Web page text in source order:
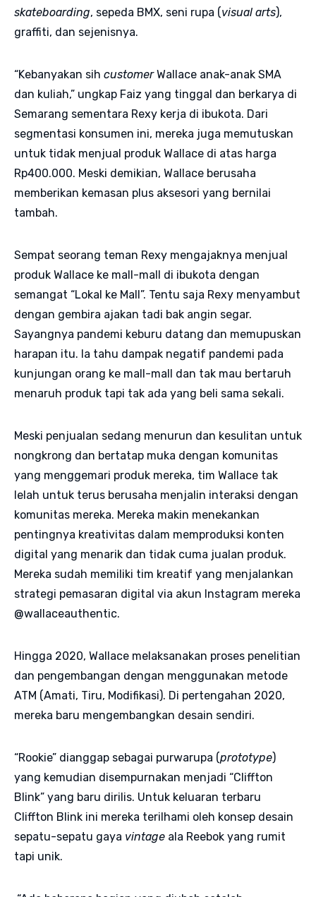
skateboarding, sepeda BMX, seni rupa (visual arts),
graffiti, dan sejenisnya.
“Kebanyakan sih customerWallace anak-anak SMA
dan kuliah,” ungkap Faiz yang tinggal dan berkarya di
Semarang sementara Rexy kerja di ibukota. Dari
segmentasi konsumen ini, mereka juga memutuskan
untuk tidak menjual produk Wallace di atas harga
Rp400.000. Meski demikian, Wallace berusaha
memberikan kemasan plus aksesori yang bernilai
tambah.
Sempat seorang teman Rexy mengajaknya menjual
produk Wallace ke mall-mall di ibukota dengan
semangat “Lokal ke Mall”. Tentu saja Rexy menyambut
dengan gembira ajakan tadi bak angin segar.
Sayangnya pandemi keburu datang dan memupuskan
harapan itu. Ia tahu dampak negatif pandemi pada
kunjungan orang ke mall-mall dan tak mau bertaruh
menaruh produk tapi tak ada yang beli sama sekali.
Meski penjualan sedang menurun dan kesulitan untuk
nongkrong dan bertatap muka dengan komunitas
yang menggemari produk mereka, tim Wallace tak
lelah untuk terus berusaha menjalin interaksi dengan
komunitas mereka. Mereka makin menekankan
pentingnya kreativitas dalam memproduksi konten
digital yang menarik dan tidak cuma jualan produk.
Mereka sudah memiliki tim kreatif yang menjalankan
strategi pemasaran digital via akun Instagram mereka
@wallaceauthentic.
Hingga 2020, Wallace melaksanakan proses penelitian
dan pengembangan dengan menggunakan metode
ATM (Amati, Tiru, Modifikasi). Di pertengahan 2020,
mereka baru mengembangkan desain sendiri.
“Rookie” dianggap sebagai purwarupa (prototype)
yang kemudian disempurnakan menjadi “Cliffton
Blink” yang baru dirilis. Untuk keluaran terbaru
Cliffton Blink ini mereka terilhami oleh konsep desain
sepatu-sepatu gaya vintage ala Reebok yang rumit
tapi unik.